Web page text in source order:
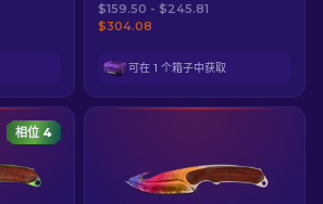
$159.50 - $245.81
$304.08
可在 1 个箱子中获取
相位 4